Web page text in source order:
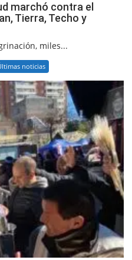
marchó contra el
Tierra, Techo y
miles...
noticias